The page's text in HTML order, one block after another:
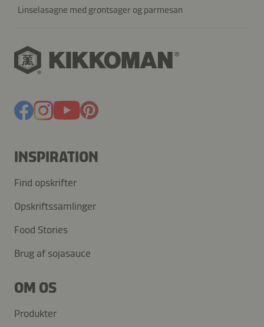
Linselasagne med grøntsager og parmesan
INSPIRATION
Find opskrifter
Opskriftssamlinger
Food Stories
Brug af sojasauce
OM OS
Produkter